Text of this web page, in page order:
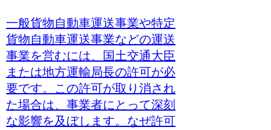
一般貨物自動車運送事業や特定
貨物自動車運送事業などの運送
事業を営むには、国土交通大臣
または地方運輸局長の許可が必
要です。この許可が取り消され
た場合は、事業者にとって深刻
な影響を及ぼします。なぜ許可